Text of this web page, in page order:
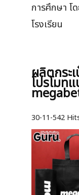
การศึกษา
โรงเรียน
ผลิตกระ
โปรโมท
30-11-542